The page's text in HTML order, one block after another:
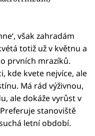
však zahradám
totiž už v květnu a
prvních mrazíků.
kde kvete nejvíce, ale
Má rád výživnou,
ale dokáže vyrůst v
stanoviště
letní období.